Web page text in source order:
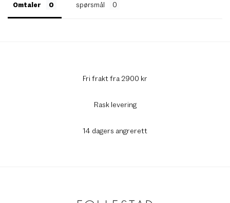
Omtaler spørsmål
Fri frakt fra 2900 kr
Rask levering
14 dagers angrerett